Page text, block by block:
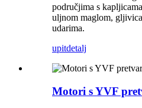
područjima s
uljnom maglom,
udarima.
upitdetalj
Motori s YVF